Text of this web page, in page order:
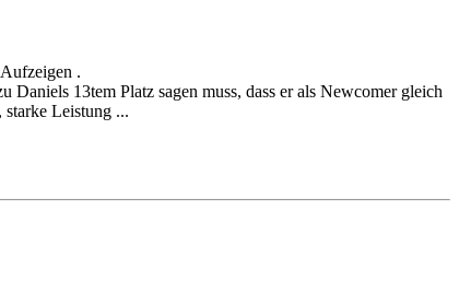
.
13tem Platz sagen muss, dass er als Newcomer gleich
Leistung ...